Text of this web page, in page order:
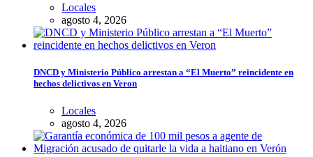
Locales
agosto 4, 2026
DNCD y Ministerio Público arrestan a “El Muerto” reincidente en
hechos delictivos en Veron
Locales
agosto 4, 2026